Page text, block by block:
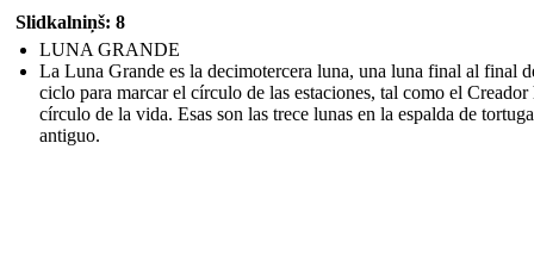
Slidkalniņš: 8
LUNA GRANDE
La Luna Grande es la decimotercera luna, una luna final al final
ciclo para marcar el círculo de las estaciones, tal como el Creador
círculo de la vida. Esas son las trece lunas en la espalda de tortuga
antiguo.